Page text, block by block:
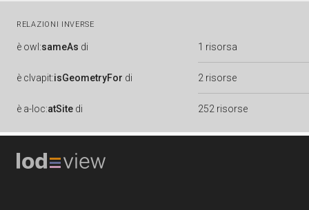
RELAZIONI INVERSE
è owl:sameAs di 1 risorsa
è clvapit:isGeometryFor di 2 risorse
è a-loc:atSite di 252 risorse